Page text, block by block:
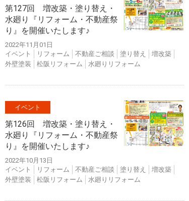
第127回 増改築・塗り替え・
水廻り『リフォーム・不動産祭
り』を開催いたします♪
2022年11月01日
イベント
リフォーム 不動産ご相談 塗り替え
増改築
外壁塗装
松阪リフォーム 水廻りリフォーム
イベント
第126回 増改築・塗り替え・
水廻り『リフォーム・不動産祭
り』を開催いたします♪
2022年10月13日
イベント
リフォーム 不動産ご相談 塗り替え
増改築
外壁塗装
松阪リフォーム 水廻りリフォーム